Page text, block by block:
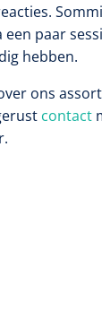
paar
hebben.
ons
contact